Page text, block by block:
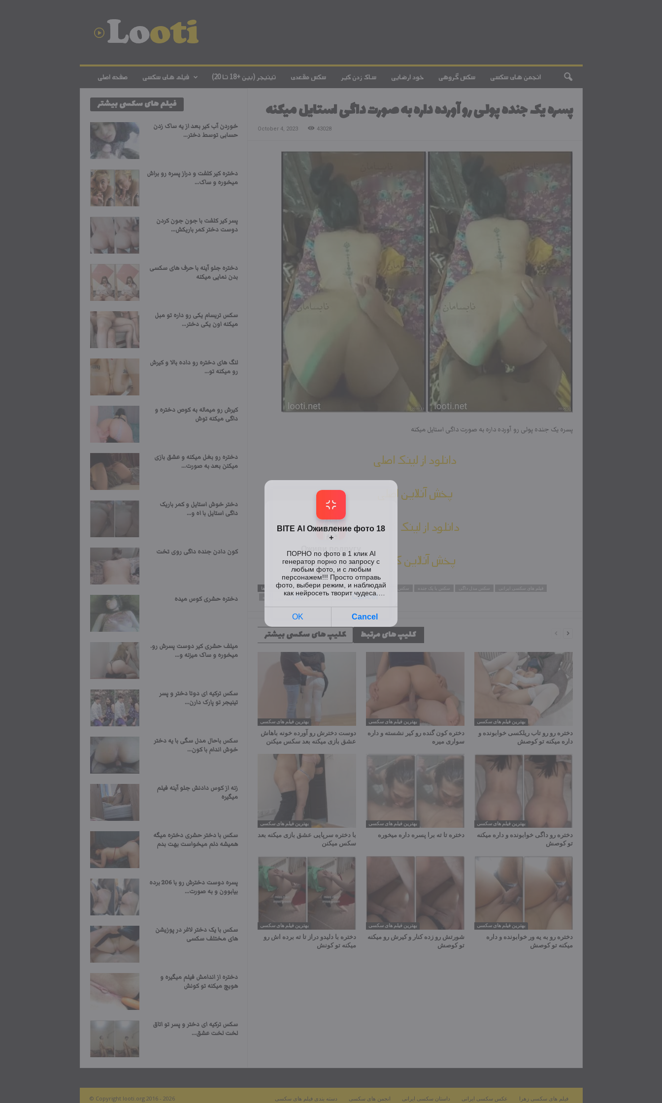
صفحه اصلی فیلم های سکسی تینیجر (بین +18 تا 20) سکس مقعدی ساک زدن کیر خود ارضایی سکس گروهی انجمن های سکسی
پسره یک جنده پولی رو آورده داره به صورت داگی استایل میکنه
October 4, 2023 43028
پسره یک جنده پولی رو آورده داره به صورت داگی استایل میکنه
دانلود از لینک اصلی
پخش آنلاین اصلی
دانلود از لینک کمکی
پخش آنلاین کمکی
برچسب ها سایت سکسی ایرانی سکس ایرانی سکس با جنده پولی
کلیپ سکس با یک جنده
کلیپ های سکسی ایرانی
کلیپ های مرتبط کلیپ های سکسی بیشتر
بهترین فیلم های سکسی
دوست دخترش رو آورده خونه باهاش
عشق بازی میکنه بعد سکس میکنن
بهترین فیلم های سکسی
دختره کون گنده رو کیر نشسته و داره
سواری میره
بهترین فیلم های سکسی
دختره رو رو تاب ریلکسی خوابونده و
داره میکنه تو کوصش
بهترین فیلم های سکسی
با دختره سرپایی عشق بازی میکنه بعد
سکس میکنن
بهترین فیلم های سکسی
دختره تا ته برا پسره داره میخوره
بهترین فیلم های سکسی
دختره رو داگی خوابونده و داره میکنه
تو کوصش
بهترین فیلم های سکسی
دختره با دلیدو دراز تا ته برده اش رو
میکنه تو کونش
بهترین فیلم های سکسی
شورتش رو زده کنار و کیرش رو میکنه
تو کوصش
بهترین فیلم های سکسی
دختره رو به یه ور خوابونده و داره
میکنه تو کوصش
فیلم های سکسی بیشتر
خوردن آب کیر بعد از یه ساک زدن
حسابی توسط دختر...
دختره کیر کلفت و دراز پسره رو براش
میخوره و ساک...
پسر کیر کلفت با جون جون کردن
دوست دختر کمر باریکش...
دختره جلو آینه با حرف های سکسی
بدن نمایی میکنه
سکس تریسام یکی رو داره تو مبل
میکنه اون یکی دختر...
لنگ های دختره رو داده بالا و کیرش
رو میکنه تو...
کیرش رو میماله به کوص دختره و
داگی میکنه توش
دختره رو بغل میکنه و عشق بازی
میکنن بعد به صورت...
دختر خوش استایل و کمر باریک
داگی استایل با اه و...
کون دادن جنده داگی روی تخت
دختره حشری کوس میده
میلف حشری کیر دوست پسرش رو.
میخوره و ساک میزنه و...
سکس ترکیه ای دوتا دختر و پسر
تینیجر تو پارک دارن...
سکس باحال مدل سگی با یه دختر
خوش اندام با کون...
زنه از کوس دادنش جلو آینه فیلم
میگیره
سکس با دختر حشری دختره میگه
همیشه دلم میخواست بهت بدم
پسره دوست دخترش رو با 206 برده
بیابوون و به صورت...
سکس با یک دختر لاغر در پوزیشن
های مختلف سکسی
دختره از اندامش فیلم میگیره و
هویچ میکنه تو کونش
سکس ترکیه ای دختر و پسر تو اتاق
لخت لخت عشق...
دسته بندی فیلم های سکسی انجمن های سکسی داستان سکسی ایرانی عکس سکسی ایرانی فیلم های سکسی زهرا © Copyright looti.org 2016 - 2026